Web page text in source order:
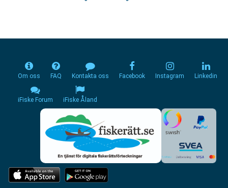
Om oss FAQ Kontakta oss Facebook Instagram Linkedin
iFiske Forum iFiske Åland